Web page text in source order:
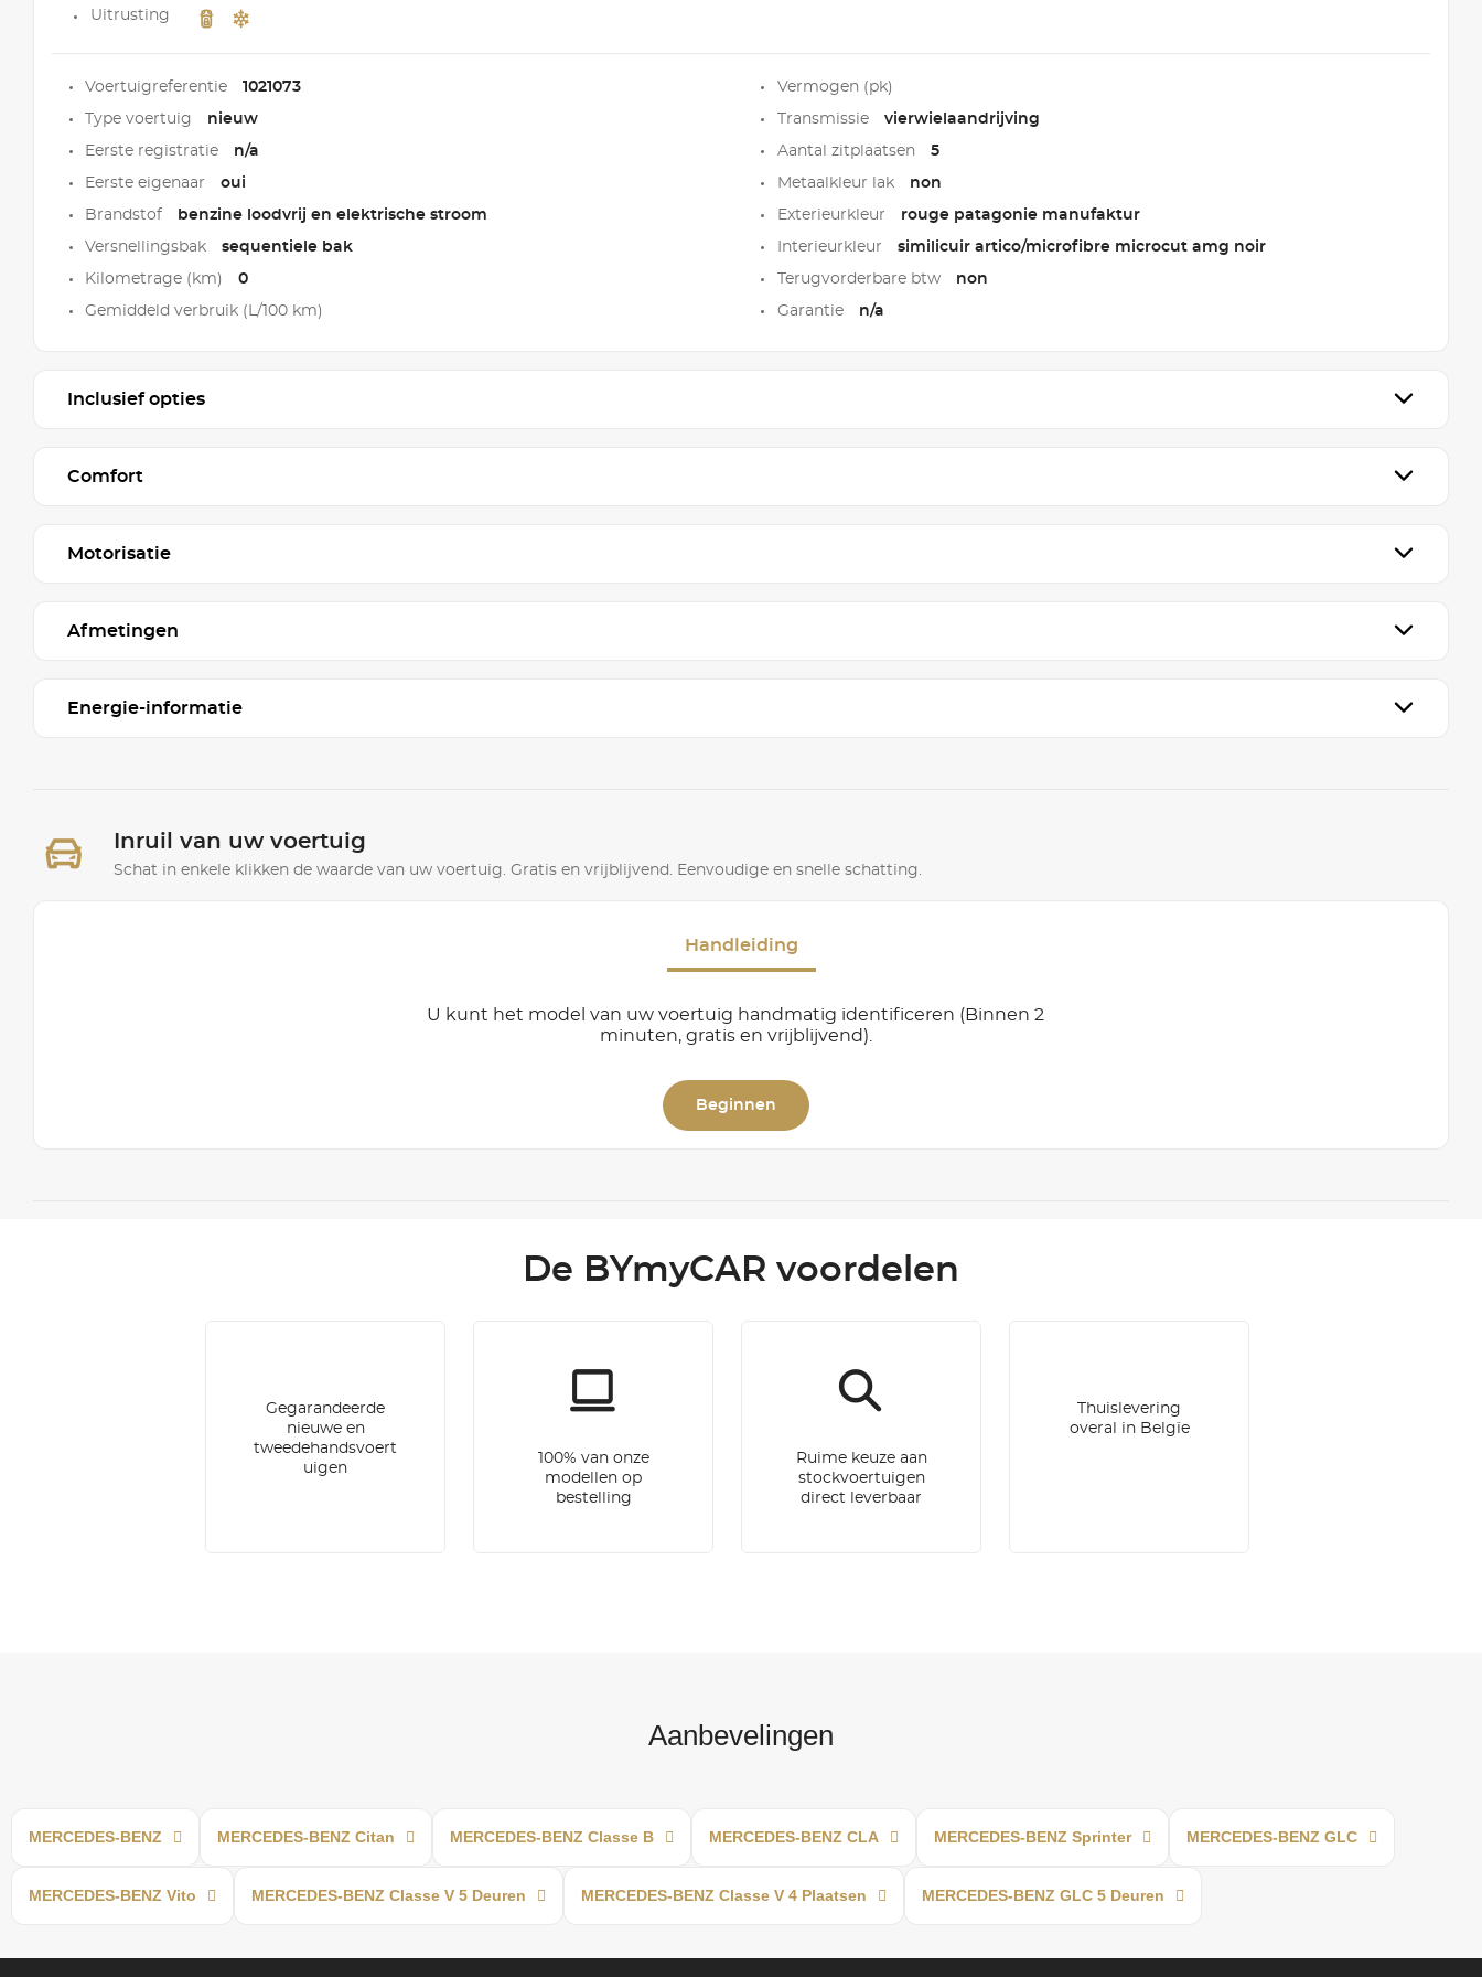
Uitrusting
Voertuigreferentie 1021073
Type voertuig nieuw
Eerste registratie n/a
Eerste eigenaar oui
Brandstof benzine loodvrij en elektrische stroom
Versnellingsbak sequentiele bak
Kilometrage (km) 0
Gemiddeld verbruik (L/100 km)
Vermogen (pk)
Transmissie vierwielaandrijving
Aantal zitplaatsen 5
Metaalkleur lak non
Exterieurkleur rouge patagonie manufaktur
Interieurkleur similicuir artico/microfibre microcut amg noir
Terugvorderbare btw non
Garantie n/a
Inclusief opties
Comfort
Motorisatie
Afmetingen
Energie-informatie
Inruil van uw voertuig
Schat in enkele klikken de waarde van uw voertuig. Gratis en vrijblijvend. Eenvoudige en snelle schatting.
Handleiding
U kunt het model van uw voertuig handmatig identificeren (Binnen 2
minuten, gratis en vrijblijvend).
Beginnen
De BYmyCAR voordelen
Gegarandeerde
nieuwe en
tweedehandsvoert
uigen
100% van onze
modellen op
bestelling
Ruime keuze aan
stockvoertuigen
direct leverbaar
Thuislevering
overal in Belgïe
Aanbevelingen
MERCEDES-BENZ MERCEDES-BENZ Citan MERCEDES-BENZ Classe B MERCEDES-BENZ CLA MERCEDES-BENZ Sprinter MERCEDES-BENZ GLC
MERCEDES-BENZ Vito MERCEDES-BENZ Classe V 5 Deuren MERCEDES-BENZ Classe V 4 Plaatsen MERCEDES-BENZ GLC 5 Deuren